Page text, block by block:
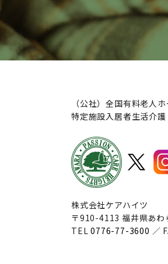
（公社）全国有料老人
特定施設入居者生活介
株式会社ケアハイツ
〒910-4113 福井県あわ
TEL0776-77-3600 ／